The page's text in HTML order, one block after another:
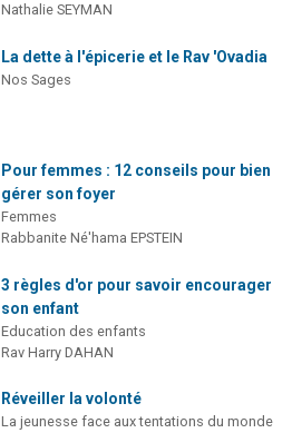
Nathalie SEYMAN
La dette à l'épicerie et le Rav 'Ovadia
Nos Sages
Pour femmes : 12 conseils pour bien
gérer son foyer
Femmes
Rabbanite Né'hama EPSTEIN
3 règles d'or pour savoir encourager
son enfant
Education des enfants
Rav Harry DAHAN
Réveiller la volonté
La jeunesse face aux tentations du monde